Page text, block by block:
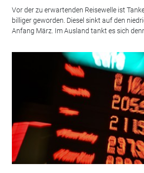
Vor der zu erwartenden Reisewelle ist
billiger geworden. Diesel sinkt auf den
Anfang März. Im Ausland tankt es sich